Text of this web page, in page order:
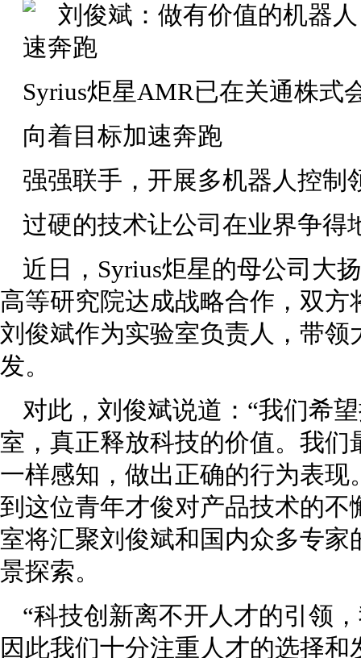
Syrius炬星AMR已在关通株式
向着目标加速奔跑
强强联手，开展多机器人控制
过硬的技术让公司在业界争得
近日，Syrius炬星的母公司大
高等研究院达成战略合作，双
刘俊斌作为实验室负责人，带
发。
对此，刘俊斌说道：“我们希
室，真正释放科技的价值。我
一样感知，做出正确的行为表
到这位青年才俊对产品技术的
室将汇聚刘俊斌和国内众多专
景探索。
“科技创新离不开人才的引领
因此我们十分注重人才的选择